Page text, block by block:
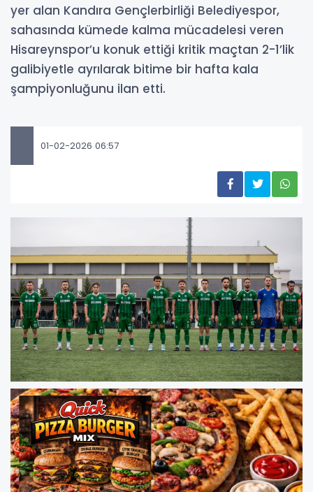
yer alan Kandıra Gençlerbirliği Belediyespor,
sahasında kümede kalma mücadelesi veren
Hisareynspor’u konuk ettiği kritik maçtan 2-1’lik
galibiyetle ayrılarak bitime bir hafta kala
şampiyonluğunu ilan etti.
01-02-2026 06:57